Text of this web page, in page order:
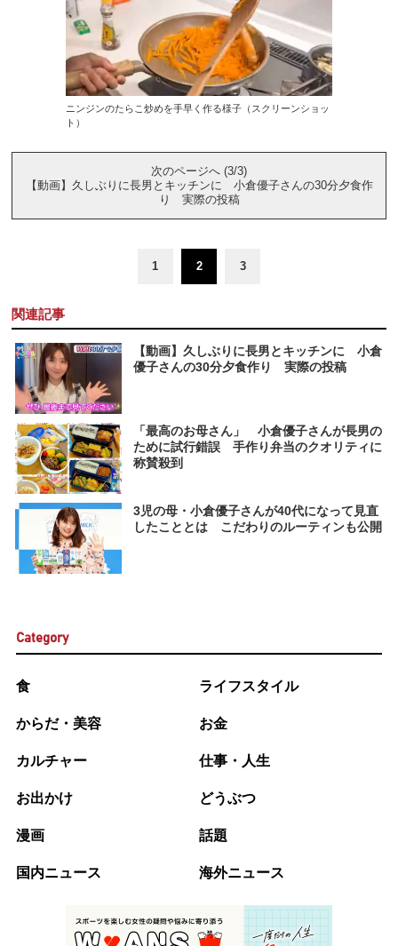
ニンジンのたらこ炒めを手早く作る様子（スクリーンショッ
ト）
次のページへ (3/3)
【動画】久しぶりに長男とキッチンに 小倉優子さんの30分夕食作
り 実際の投稿
1 2 3
関連記事
【動画】久しぶりに長男とキッチンに 小倉
優子さんの30分夕食作り 実際の投稿
「最高のお母さん」 小倉優子さんが長男の
ために試行錯誤 手作り弁当のクオリティに
称賛殺到
3児の母・小倉優子さんが40代になって見直
したこととは こだわりのルーティンも公開
Category
食 ライフスタイル
からだ・美容 お金
カルチャー 仕事・人生
お出かけ どうぶつ
漫画 話題
国内ニュース 海外ニュース